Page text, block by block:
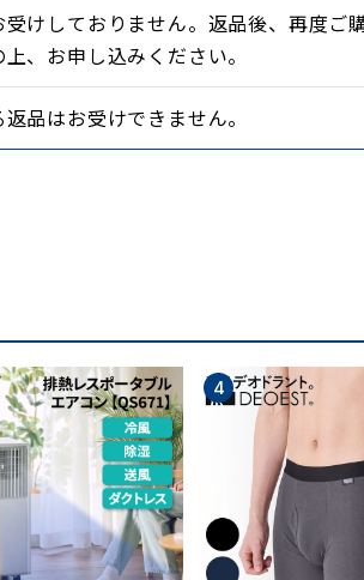
けしておりません。返品後、再度ご
、お申し込みください。
品はお受けできません。
4